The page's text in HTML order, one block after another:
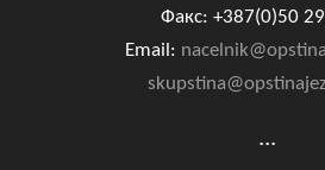
Факс: +387(0)50
Email:
...